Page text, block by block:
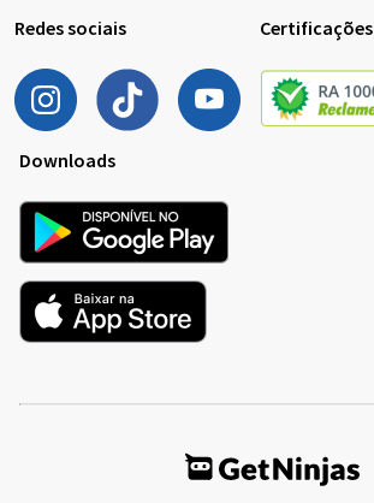
Redes sociais Certificações
Downloads